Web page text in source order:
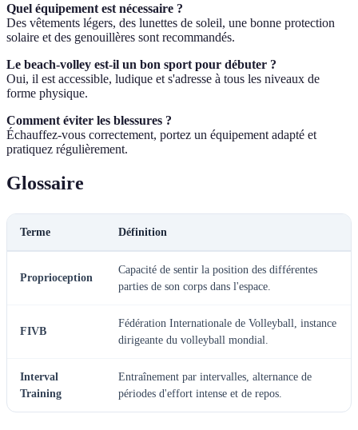
Quel équipement est nécessaire ?
Des vêtements légers, des lunettes de soleil, une bonne protection
solaire et des genouillères sont recommandés.
Le beach-volley est-il un bon sport pour débuter ?
Oui, il est accessible, ludique et s'adresse à tous les niveaux de
forme physique.
Comment éviter les blessures ?
Échauffez-vous correctement, portez un équipement adapté et
pratiquez régulièrement.
Glossaire
Terme Définition
Proprioception
Capacité de sentir la position des différentes
parties de son corps dans l'espace.
FIVB
Fédération Internationale de Volleyball, instance
dirigeante du volleyball mondial.
Interval
Training
Entraînement par intervalles, alternance de
périodes d'effort intense et de repos.